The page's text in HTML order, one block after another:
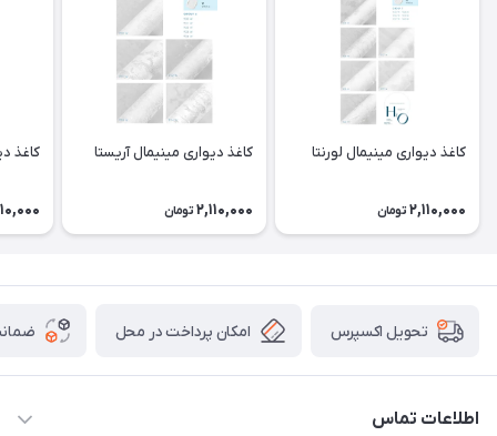
کاغذ دیواری مینیمال لورنتا
2,110,000 تومان
کاغذ دیواری مینیمال آریستا
2,110,000 تومان
کاغذ
تحویل اکسپرس امکان پرداخت در محل
اطلاعات تماس